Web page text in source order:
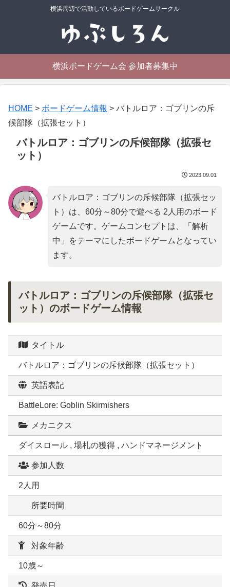
横浜周辺で活動しているボードゲームサークル
横浜ボードゲーム会 参加者募集中
HOME > ボードゲーム情報 > バトルロア：ゴブリンの斥
候部隊（拡張セット）
バトルロア：ゴブリンの斥候部隊（拡張セ
ット）
2023.09.01
バトルロア：ゴブリンの斥候部隊（拡張セッ
ト）は、60分～80分で遊べる 2人用のボード
ゲームです。ゲームコンセプトは、「 解析
中 」をテーマにしたボードゲームとなってい
ます。
バトルロア：ゴブリンの斥候部隊（拡張セ
ット）のボードゲーム情報
タイトル
バトルロア：ゴブリンの斥候部隊（拡張セット）
英語表記
BattleLore: Goblin Skirmishers
メカニクス
ダイスロール , 場札の獲得 , ハンドマネージメント
参加人数
2人用
所要時間
60分～80分
対象年齢
10歳～